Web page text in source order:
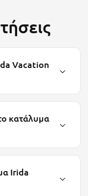
Vacation
κατάλυμα
Irida